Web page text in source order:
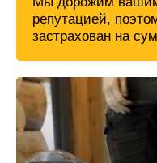
репутацией,
застрахован на